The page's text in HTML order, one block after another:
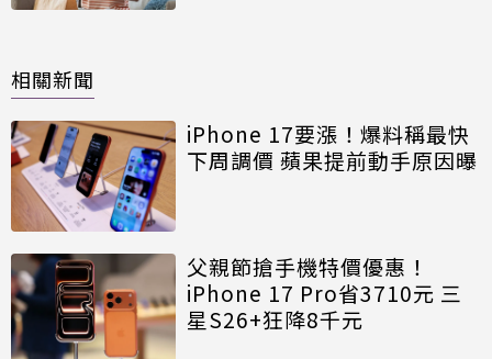
相關新聞
iPhone 17要漲！爆料稱最快
下周調價 蘋果提前動手原因曝
父親節搶手機特價優惠！
iPhone 17 Pro省3710元 三
星S26+狂降8千元